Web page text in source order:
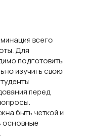
всего
Для
подготовить
изучить свою
перед
быть четкой и
основные